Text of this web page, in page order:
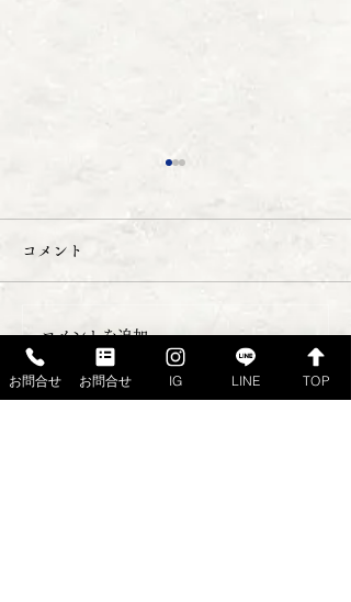
コメント
コメントを追加…
お問合せ お問合せ IG LINE TOP